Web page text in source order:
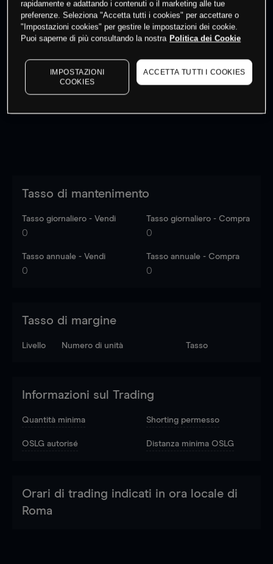
I prezzi sono solo indicativi. Accediper vedere gli ultimi
dati di mercato
to see latest market data
Tasso di mantenimento
Tasso giornaliero - Vendi
0
Tasso giornaliero - Compra
0
Tasso annuale - Vendi
0
Tasso annuale - Compra
0
Tasso di margine
Livello Numero di unità Tasso
Informazioni sul Trading
Quantità minima Shorting permesso
OSLG autorisé Distanza minima OSLG
Orari di trading indicati in ora locale di
Roma
rapidamente e adattando i contenuti o il marketing alle tue
preferenze. Seleziona "Accetta tutti i cookies" per accettare o
"Impostazioni cookies" per gestire le impostazioni dei cookie.
Puoi saperne di più consultando la nostra Politica dei Cookie
IMPOSTAZIONI
COOKIES
ACCETTA TUTTI I COOKIES